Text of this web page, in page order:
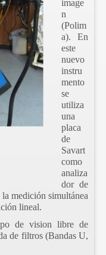
image
n
(Polim
a). En
este
nuevo
instru
mento
se
utiliza
una
placa
de
Savart
como
analiza
dor de
medición simultánea
lineal.
de vision libre de
de filtros (Bandas U,